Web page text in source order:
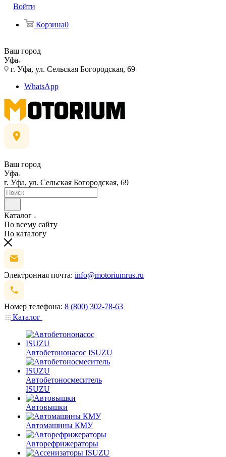
Войти
Корзина0
Ваш город
Уфа
г. Уфа, ул. Сельская Богородская, 69
WhatsApp
Ваш город
Уфа
г. Уфа, ул. Сельская Богородская, 69
Каталог
По всему сайту
По каталогу
Электронная почта: info@motoriumrus.ru
Номер телефона: 8 (800) 302-78-63
Каталог
Автобетононасос ISUZU
Автобетоносмеситель
ISUZU
Автовышки
Автомашины КМУ
Авторефрижераторы